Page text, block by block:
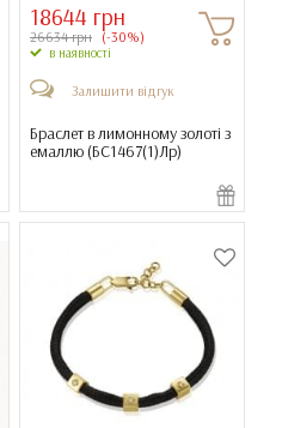
18644 грн
26634 грн (-30%)
в наявності
Залишити відгук
Браслет в лимонному золоті з
емаллю (БС1467(1)Лр)